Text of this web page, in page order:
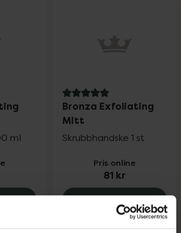
ml
Hydrating Bronzing Mist, 225
5 av 5 i omdöme
Bronza Exfoliating
Mitt
Skrubbhandske 1 st
Pris online
81 kr
KöpBronza